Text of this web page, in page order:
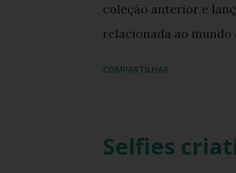
coleção anterior e
relacionada ao mundo
COMPARTILHAR
Selfies